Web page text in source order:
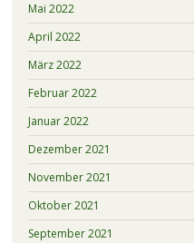
Mai 2022
April 2022
März 2022
Februar 2022
Januar 2022
Dezember 2021
November 2021
Oktober 2021
September 2021